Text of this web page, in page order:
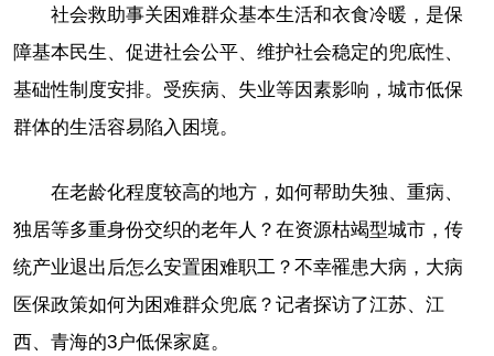
社会救助事关困难群众基本生活和衣食冷暖，是保
障基本民生、促进社会公平、维护社会稳定的兜底性、
基础性制度安排。受疾病、失业等因素影响，城市低保
群体的生活容易陷入困境。
在老龄化程度较高的地方，如何帮助失独、重病、
独居等多重身份交织的老年人？在资源枯竭型城市，传
统产业退出后怎么安置困难职工？不幸罹患大病，大病
医保政策如何为困难群众兜底？记者探访了江苏、江
西、青海的3户低保家庭。